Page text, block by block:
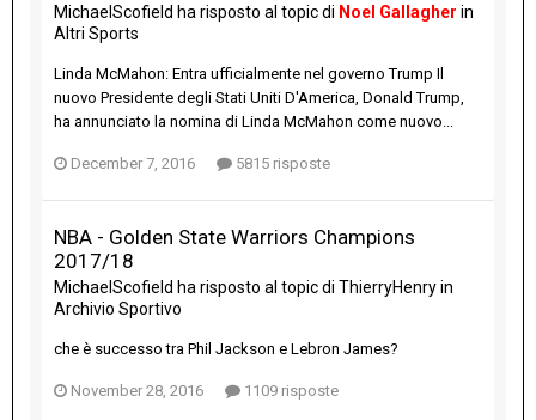
MichaelScofield ha risposto al topic di Noel Gallagher in
Altri Sports
Linda McMahon: Entra ufficialmente nel governo Trump Il
nuovo Presidente degli Stati Uniti D'America, Donald Trump,
ha annunciato la nomina di Linda McMahon come nuovo...
December 7, 2016 5815 risposte
NBA - Golden State Warriors Champions
2017/18
MichaelScofield ha risposto al topic di ThierryHenryin
Archivio Sportivo
che è successo tra Phil Jackson e Lebron James?
November 28, 2016 1109 risposte